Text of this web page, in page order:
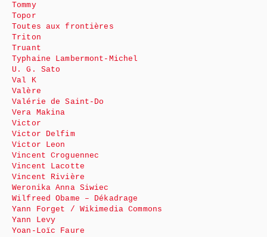
Tommy
Topor
Toutes aux frontières
Triton
Truant
Typhaine Lambermont-Michel
U. G. Sato
Val K
Valère
Valérie de Saint-Do
Vera Makina
Victor
Victor Delfim
Victor Leon
Vincent Croguennec
Vincent Lacotte
Vincent Rivière
Weronika Anna Siwiec
Wilfreed Obame – Dékadrage
Yann Forget / Wikimedia Commons
Yann Levy
Yoan-Loïc Faure